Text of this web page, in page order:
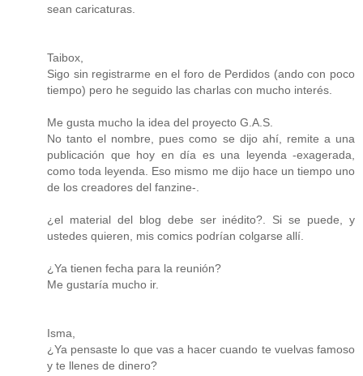
sean caricaturas.
Taibox,
Sigo sin registrarme en el foro de Perdidos (ando con poco
tiempo) pero he seguido las charlas con mucho interés.
Me gusta mucho la idea del proyecto G.A.S.
No tanto el nombre, pues como se dijo ahí, remite a una
publicación que hoy en día es una leyenda -exagerada,
como toda leyenda. Eso mismo me dijo hace un tiempo uno
de los creadores del fanzine-.
¿el material del blog debe ser inédito?. Si se puede, y
ustedes quieren, mis comics podrían colgarse allí.
¿Ya tienen fecha para la reunión?
Me gustaría mucho ir.
Isma,
¿Ya pensaste lo que vas a hacer cuando te vuelvas famoso
y te llenes de dinero?